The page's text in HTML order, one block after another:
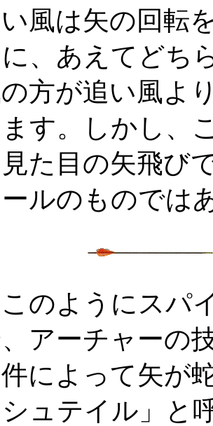
風は矢の回転
、あえてどち
方が追い風よ
ます。しかし、
見た目の矢飛び
ルのものでは
のようにスパ
アーチャーの
によって矢が
シュテイル」と